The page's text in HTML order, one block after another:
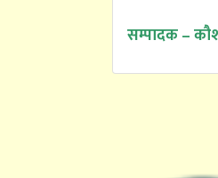
सम्पादक –